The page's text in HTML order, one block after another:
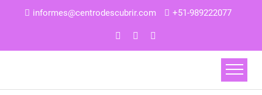
informes@centrodescubrir.com +51-989222077